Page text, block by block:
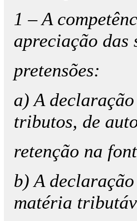
1 – A
apreciação das
pretensões:
a) A
tributos, de
retenção na
b) A
matéria